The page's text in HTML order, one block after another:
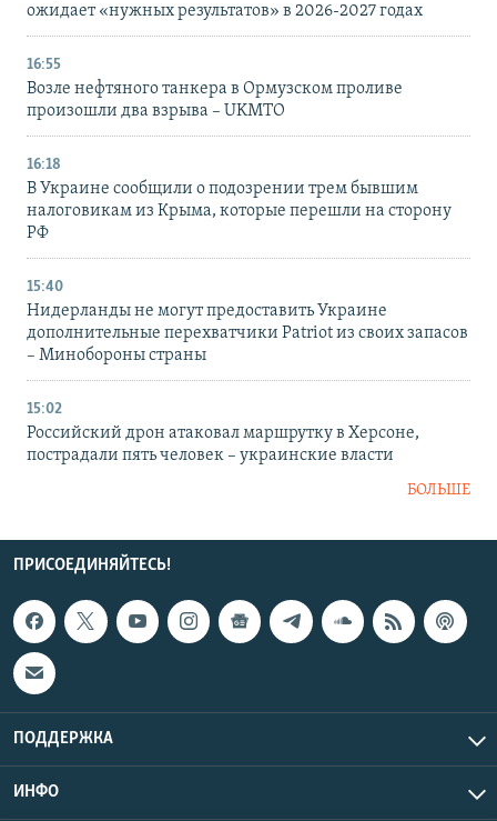
ожидает «нужных результатов» в 2026-2027 годах
16:55
Возле нефтяного танкера в Ормузском проливе
произошли два взрыва – UKMTO
16:18
В Украине сообщили о подозрении трем бывшим
налоговикам из Крыма, которые перешли на сторону
РФ
15:40
Нидерланды не могут предоставить Украине
дополнительные перехватчики Patriot из своих запасов
– Минобороны страны
15:02
Российский дрон атаковал маршрутку в Херсоне,
пострадали пять человек – украинские власти
БОЛЬШЕ
ПРИСОЕДИНЯЙТЕСЬ!
ПОДДЕРЖКА
ИНФО